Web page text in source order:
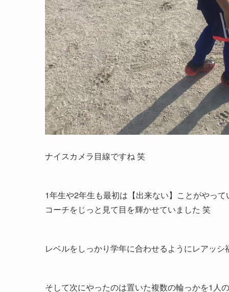
ナイスカメラ目線ですね 笑
1年生や2年生も最初は【出来ない】ことがやっ
コーチをじっと見て目を輝かせていました 笑
レベルをしっかり学年に合わせるようにレアッ
そして次にやったのは置いた複数の輪っかを1人